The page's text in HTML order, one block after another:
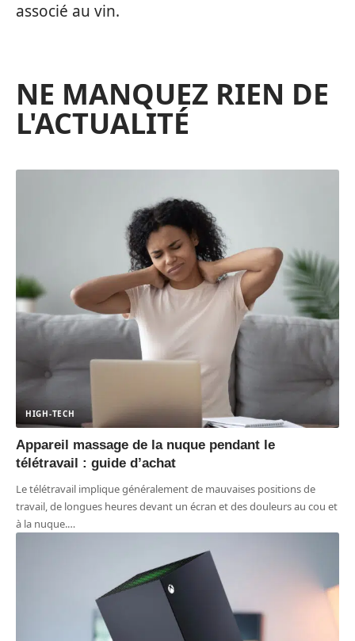
associé au vin.
NE MANQUEZ RIEN DE
L'ACTUALITÉ
HIGH-TECH
Appareil massage de la nuque pendant le
télétravail : guide d’achat
Le télétravail implique généralement de mauvaises positions de
travail, de longues heures devant un écran et des douleurs au cou et
à la nuque.…